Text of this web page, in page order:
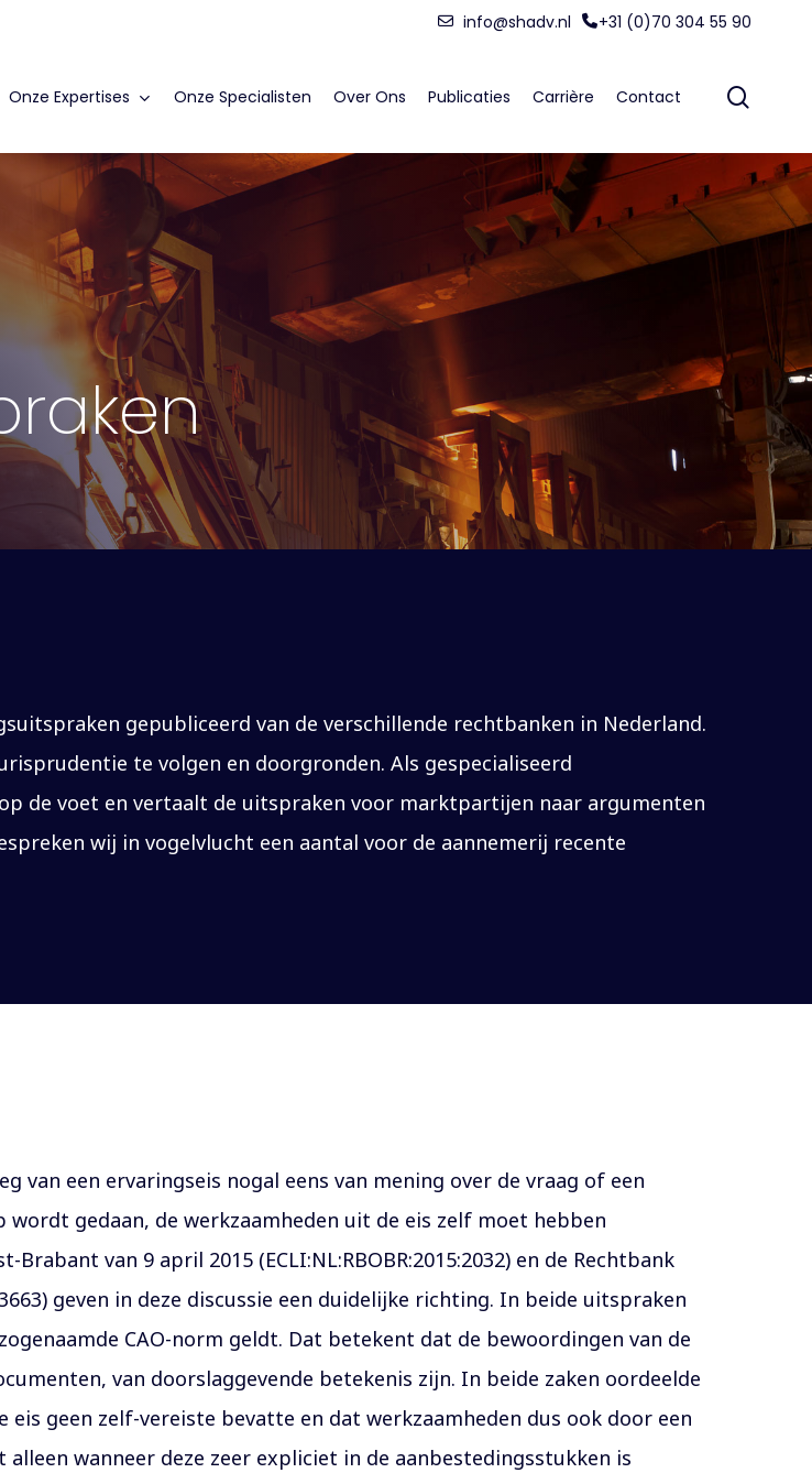
info@shadv.nl +31 (0)70 304 55 90
Onze Expertises Onze Specialisten Over Ons Publicaties Carrière Contact
gepubliceerd van de verschillende rechtbanken in Nederland.
te volgen en doorgronden. Als gespecialiseerd
de voet en vertaalt de uitspraken voor marktpartijen naar argumenten
wij in vogelvlucht een aantal voor de aannemerij recente
van een ervaringseis nogal eens van mening over de vraag of een
wordt gedaan, de werkzaamheden uit de eis zelf moet hebben
van 9 april 2015 (ECLI:NL:RBOBR:2015:2032) en de Rechtbank
geven in deze discussie een duidelijke richting. In beide uitspraken
CAO-norm geldt. Dat betekent dat de bewoordingen van de
van doorslaggevende betekenis zijn. In beide zaken oordeelde
geen zelf-vereiste bevatte en dat werkzaamheden dus ook door een
wanneer deze zeer expliciet in de aanbestedingsstukken is